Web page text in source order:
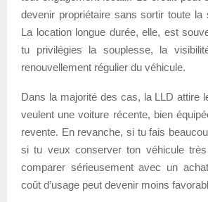
devenir propriétaire sans sortir toute la
La location longue durée, elle, est
tu privilégies la souplesse, la
renouvellement régulier du véhicule.
Dans la majorité des cas, la LLD attire
veulent une voiture récente, bien
revente. En revanche, si tu fais
si tu veux conserver ton véhicule
comparer sérieusement avec un
coût d’usage peut devenir moins